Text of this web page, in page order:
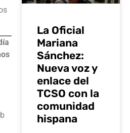
La Oficial
Mariana
Sánchez:
Nueva voz y
enlace del
TCSO con la
comunidad
hispana